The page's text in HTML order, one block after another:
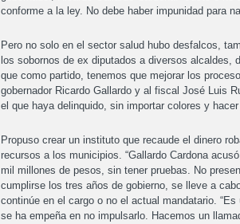
conforme a la ley. No debe haber impunidad para
Pero no solo en el sector salud hubo desfalcos,
los sobornos de ex diputados a diversos alcaldes,
que como partido, tenemos que mejorar los
gobernador Ricardo Gallardo y al fiscal José Luis
el que haya delinquido, sin importar colores y
Propuso crear un instituto que recaude el dinero
recursos a los municipios. “Gallardo Cardona
mil millones de pesos, sin tener pruebas. No
cumplirse los tres años de gobierno, se lleve a
continúe en el cargo o no el actual mandatario.
se ha empeña en no impulsarlo. Hacemos un